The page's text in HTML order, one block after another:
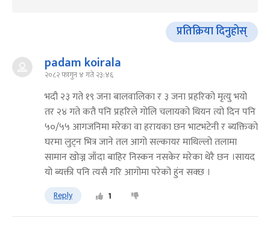
प्रतिक्रिया दिनुहोस्
padam koirala
२०८२ फागुन ४ गते २३:४६
भदौ २३ गते १९ जना बालवालिका र ३ जना प्रहरिको मृत्यु भयो
तर २४ गते कतै पनि प्रहरिले गोलि चलायको थियन त्यो दिन पनि
५०/५५ आगजनिमा मरेका वा हरायका छन भाटभटेनी र ब्यक्तिको
घरमा लुट्न भित्र जाने तल आगो सल्कायर माथिल्लो तलामा
सामान खोज्न जाँदा बाहिर निस्कन नसकेर मरेका थेरै छन ।सायद
यो ब्यक्ती पनि त्यसै गरि आगोमा परेको हुंन सक्छ ।
Reply 1